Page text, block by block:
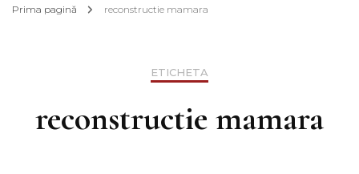
Prima pagină reconstructie mamara
ETICHETA
reconstructie mamara